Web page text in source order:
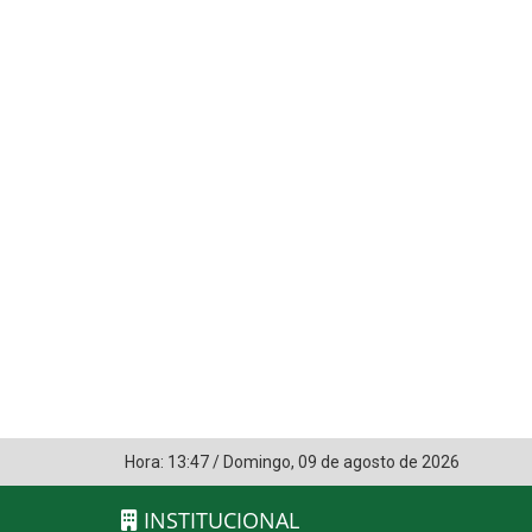
Hora: 13:47/ Domingo, 09 de agosto de 2026
INSTITUCIONAL